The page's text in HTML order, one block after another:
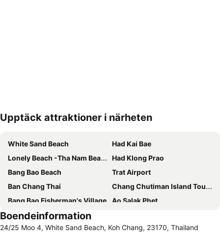
Förstora kartan
Upptäck attraktioner i närheten
White Sand Beach
Had Kai Bae
Lonely Beach -Tha Nam Beach
Had Klong Prao
Bang Bao Beach
Trat Airport
Ban Chang Thai
Chang Chutiman Island Tours
Bang Bao Fisherman's Village
Ao Salak Phet
Centrepoint Pier
Boendeinformation
24/25 Moo 4, White Sand Beach, Koh Chang, 23170, Thailand